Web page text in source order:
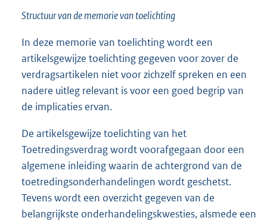
Structuur van de memorie van toelichting
In deze memorie van toelichting wordt een
artikelsgewijze toelichting gegeven voor zover de
verdragsartikelen niet voor zichzelf spreken en een
nadere uitleg relevant is voor een goed begrip van
de implicaties ervan.
De artikelsgewijze toelichting van het
Toetredingsverdrag wordt voorafgegaan door een
algemene inleiding waarin de achtergrond van de
toetredingsonderhandelingen wordt geschetst.
Tevens wordt een overzicht gegeven van de
belangrijkste onderhandelingskwesties, alsmede een